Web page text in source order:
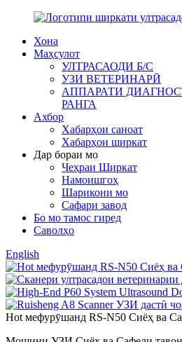
Хона
Маҳсулот
УЛТРАСАОДИ Б/С
УЗИ ВЕТЕРИНАРӢ
АППАРАТИ
РАНГА
Ахбор
Хабарҳои саноат
Хабарҳои ширкат
Дар бораи мо
Чеҳраи Ширкат
Намоишгоҳ
Шарикони мо
Сафари завод
Бо мо тамос гиред
Саволҳо
English
Hot мефурӯшанд RS-N50 ​​Сиёҳ ва